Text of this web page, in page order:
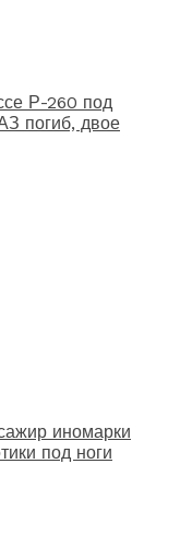
Р-260 под
погиб, двое
иномарки
под ноги